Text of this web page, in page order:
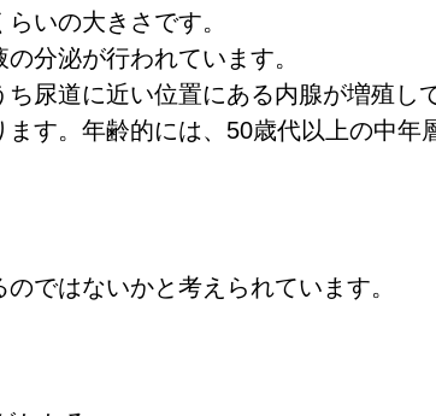
いの大きさです。
分泌が行われています。
尿道に近い位置にある内腺が増殖し
ます。年齢的には、50歳代以上の中年
のではないかと考えられています。